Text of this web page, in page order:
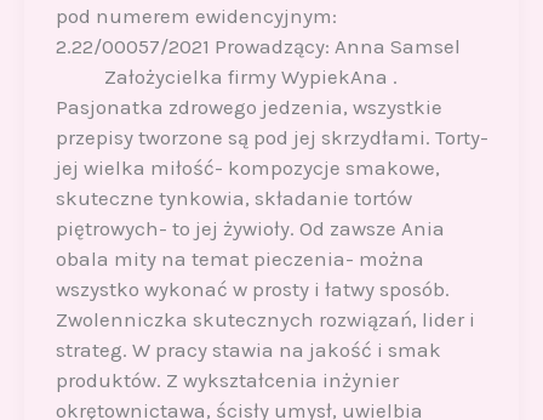
pod numerem ewidencyjnym:
2.22/00057/2021 Prowadzący: Anna Samsel
Założycielka firmy WypiekAna .
Pasjonatka zdrowego jedzenia, wszystkie
przepisy tworzone są pod jej skrzydłami. Torty-
jej wielka miłość- kompozycje smakowe,
skuteczne tynkowia, składanie tortów
piętrowych- to jej żywioły. Od zawsze Ania
obala mity na temat pieczenia- można
wszystko wykonać w prosty i łatwy sposób.
Zwolenniczka skutecznych rozwiązań, lider i
strateg. W pracy stawia na jakość i smak
produktów. Z wykształcenia inżynier
okrętownictawa, ścisły umysł, uwielbia